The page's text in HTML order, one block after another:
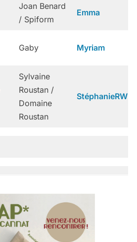
Joan Benard
/ Spiform
Emma
Gaby Myriam
Sylvaine
Roustan /
Domaine
Roustan
StéphanieRW